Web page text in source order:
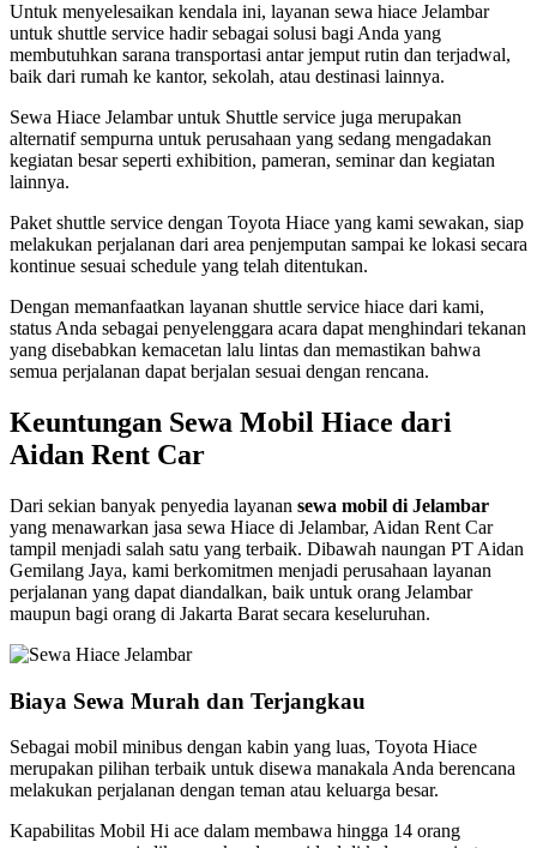
Untuk menyelesaikan kendala ini, layanan sewa hiace Jelambar
untuk shuttle service hadir sebagai solusi bagi Anda yang
membutuhkan sarana transportasi antar jemput rutin dan terjadwal,
baik dari rumah ke kantor, sekolah, atau destinasi lainnya.
Sewa Hiace Jelambar untuk Shuttle service juga merupakan
alternatif sempurna untuk perusahaan yang sedang mengadakan
kegiatan besar seperti exhibition, pameran, seminar dan kegiatan
lainnya.
Paket shuttle service dengan Toyota Hiace yang kami sewakan, siap
melakukan perjalanan dari area penjemputan sampai ke lokasi secara
kontinue sesuai schedule yang telah ditentukan.
Dengan memanfaatkan layanan shuttle service hiace dari kami,
status Anda sebagai penyelenggara acara dapat menghindari tekanan
yang disebabkan kemacetan lalu lintas dan memastikan bahwa
semua perjalanan dapat berjalan sesuai dengan rencana.
Keuntungan Sewa Mobil Hiace dari
Aidan Rent Car
Dari sekian banyak penyedia layanan sewa mobil di Jelambar
yang menawarkan jasa sewa Hiace di Jelambar, Aidan Rent Car
tampil menjadi salah satu yang terbaik. Dibawah naungan PT Aidan
Gemilang Jaya, kami berkomitmen menjadi perusahaan layanan
perjalanan yang dapat diandalkan, baik untuk orang Jelambar
maupun bagi orang di Jakarta Barat secara keseluruhan.
Biaya Sewa Murah dan Terjangkau
Sebagai mobil minibus dengan kabin yang luas, Toyota Hiace
merupakan pilihan terbaik untuk disewa manakala Anda berencana
melakukan perjalanan dengan teman atau keluarga besar.
Kapabilitas Mobil Hi ace dalam membawa hingga 14 orang